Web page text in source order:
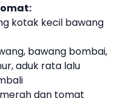
kotak kecil bawang
bawang bombai,
aduk rata lalu
dan tomat